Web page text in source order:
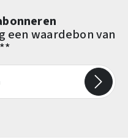
een waardebon van